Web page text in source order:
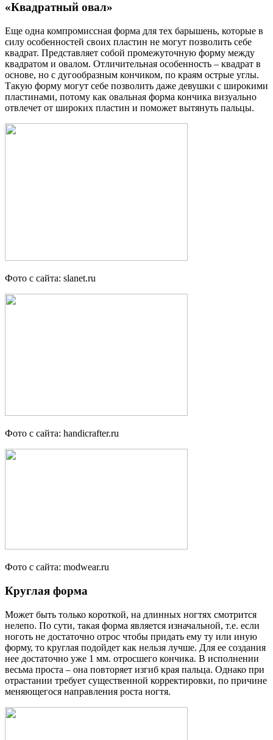
«Квадратный овал»
Еще одна компромиссная форма для тех барышень, которые в
силу особенностей своих пластин не могут позволить себе
квадрат. Представляет собой промежуточную форму между
квадратом и овалом. Отличительная особенность – квадрат в
основе, но с дугообразным кончиком, по краям острые углы.
Такую форму могут себе позволить даже девушки с широкими
пластинами, потому как овальная форма кончика визуально
отвлечет от широких пластин и поможет вытянуть пальцы.
Фото с сайта: slanet.ru
Фото с сайта: handicrafter.ru
Фото с сайта: modwear.ru
Круглая форма
Может быть только короткой, на длинных ногтях смотрится
нелепо. По сути, такая форма является изначальной, т.е. если
ноготь не достаточно отрос чтобы придать ему ту или иную
форму, то круглая подойдет как нельзя лучше. Для ее создания
нее достаточно уже 1 мм. отросшего кончика. В исполнении
весьма проста – она повторяет изгиб края пальца. Однако при
отрастании требует существенной корректировки, по причине
меняющегося направления роста ногтя.